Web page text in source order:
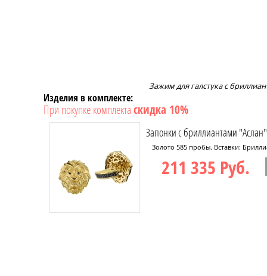
Зажим для галстука с
Изделия в комплекте:
При покупке комплекта скидка 10%
Запонки с бриллиантами "Аслан"
Золото 585 пробы. Вставки:
211 335 Руб.